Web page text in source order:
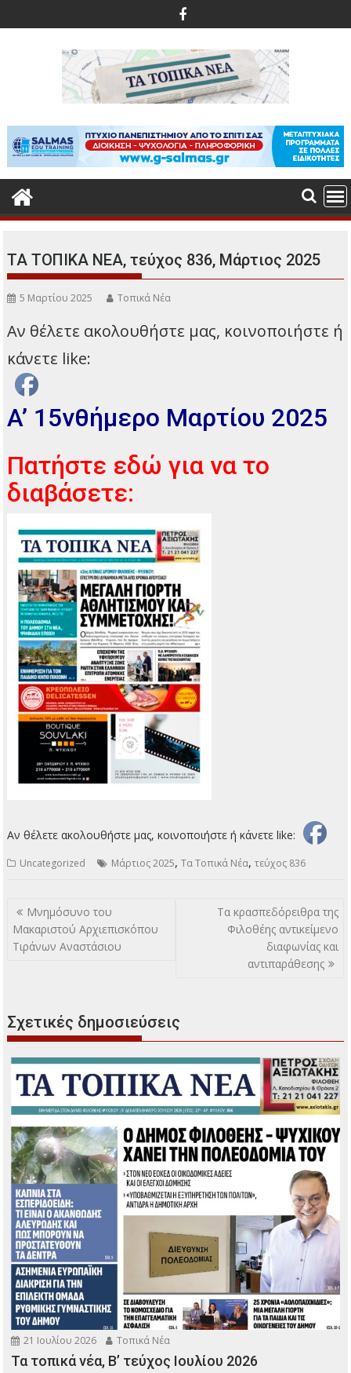
στο
περιεχόμενο
ΤΑ ΤΟΠΙΚΑ ΝΕΑ, τεύχος 836, Μάρτιος 2025
5 Μαρτίου 2025 Τοπικά Νέα
Αν θέλετε ακολουθήστε μας, κοινοποιήστε ή
κάνετε like:
A’ 15νθήμερο Μαρτίου 2025
Πατήστε εδώ για να το
διαβάσετε:
Αν θέλετε ακολουθήστε μας, κοινοποιήστε ή κάνετε like:
Uncategorized Μάρτιος 2025,Τα Τοπικά Νέα,τεύχος 836
Πλοήγηση
άρθρων
Μνημόσυνο του
Μακαριστού Αρχιεπισκόπου
Τιράνων Αναστάσιου
Τα κρασπεδόρειθρα της
Φιλοθέης αντικείμενο
διαφωνίας και
αντιπαράθεσης
Σχετικές δημοσιεύσεις
21 Ιουλίου 2026 Τοπικά Νέα
Τα τοπικά νέα, Β’ τεύχος Ιουλίου 2026